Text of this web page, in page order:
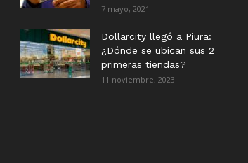
7 mayo, 2021
Dollarcity llegó a Piura:
¿Dónde se ubican sus 2
primeras tiendas?
11 noviembre, 2023